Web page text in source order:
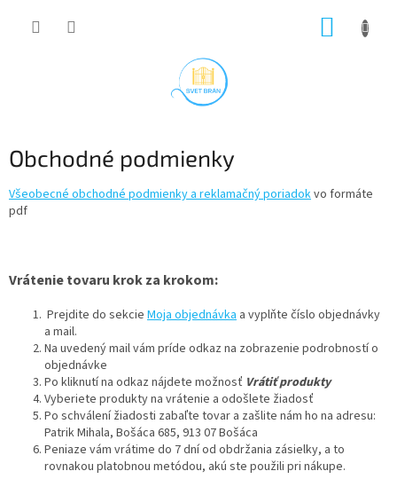
Obchodné podmienky
Všeobecné obchodné podmienky a reklamačný poriadokvo formáte
pdf
Vrátenie tovaru krok za krokom:
Prejdite do sekcie Moja objednávka a vyplňte číslo objednávky
a mail.
Na uvedený mail vám príde odkaz na zobrazenie podrobností o
objednávke
Po kliknutí na odkaz nájdete možnosť Vrátiť produkty
Vyberiete produkty na vrátenie a odošlete žiadosť
Po schválení žiadosti zabaľte tovar a zašlite nám ho na adresu:
Patrik Mihala, Bošáca 685, 913 07 Bošáca
Peniaze vám vrátime do 7 dní od obdržania zásielky, a to
rovnakou platobnou metódou, akú ste použili pri nákupe.